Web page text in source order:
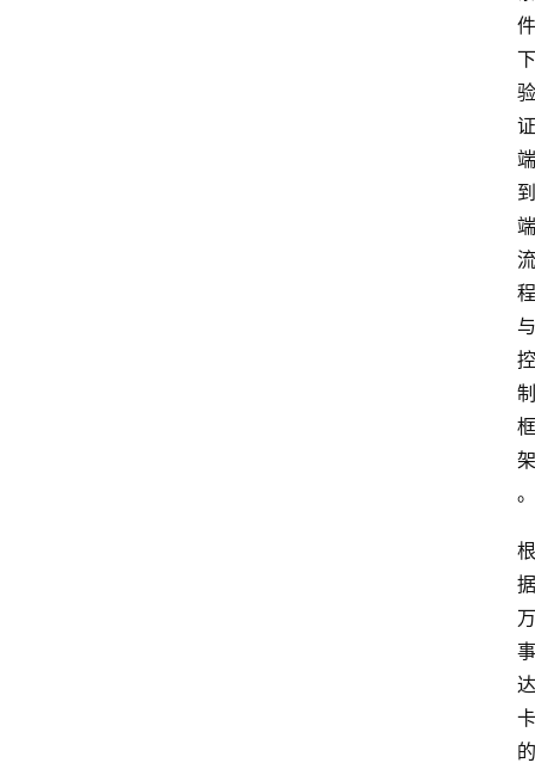
件
下
验
证
端
到
端
流
程
与
控
制
框
架
。
根
据
万
事
达
卡
的